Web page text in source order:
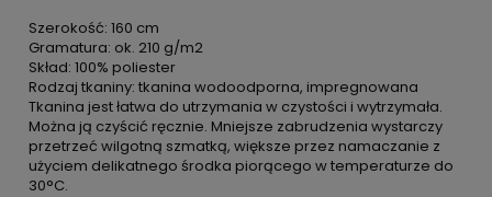
Szerokość: 160 cm
Gramatura: ok. 210 g/m2
Skład: 100% poliester
Rodzaj tkaniny: tkanina wodoodporna, impregnowana
Tkanina jest łatwa do utrzymania w czystości i wytrzymała.
Można ją czyścić ręcznie. Mniejsze zabrudzenia wystarczy
przetrzeć wilgotną szmatką, większe przez namaczanie z
użyciem delikatnego środka piorącego w temperaturze do
30°C.